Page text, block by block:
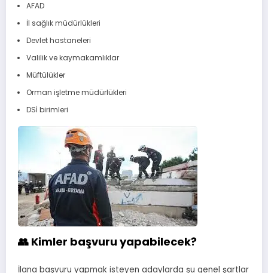
AFAD
İl sağlık müdürlükleri
Devlet hastaneleri
Valilik ve kaymakamlıklar
Müftülükler
Orman işletme müdürlükleri
DSİ birimleri
👥 Kimler başvuru yapabilecek?
İlana başvuru yapmak isteyen adaylarda şu genel şartlar